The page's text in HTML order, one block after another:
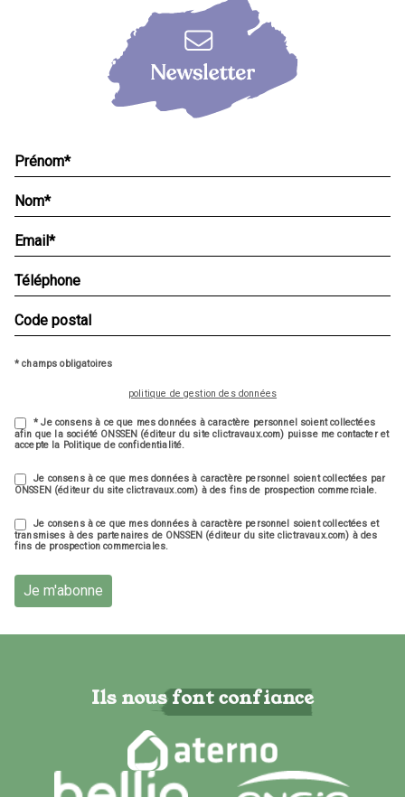
* champs obligatoires
politique de gestion des données
* Je consens à ce que mes données à caractère personnel soient collectées
afin que la société ONSSEN (éditeur du site clictravaux.com) puisse me contacter et
accepte la Politique de confidentialité.
Je consens à ce que mes données à caractère personnel soient collectées par
ONSSEN (éditeur du site clictravaux.com) à des fins de prospection commerciale.
Je consens à ce que mes données à caractère personnel soient collectées et
transmises à des partenaires de ONSSEN (éditeur du site clictravaux.com) à des
fins de prospection commerciales.
Je m'abonne
Ils nous font confiance